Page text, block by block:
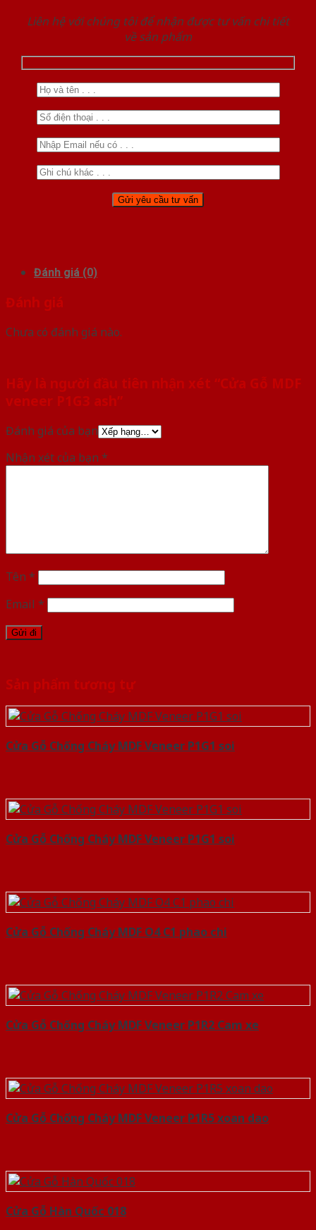
Liên hệ với chúng tôi để nhận được tư vấn chi tiết
về sản phẩm
Đánh giá (0)
Đánh giá
Chưa có đánh giá nào.
Hãy là người đầu tiên nhận xét “Cửa Gỗ MDF
veneer P1G3 ash”
Đánh giá của bạn
Nhận xét của bạn *
Tên *
Email *
Sản phẩm tương tự
Cửa Gỗ Chống Cháy MDF Veneer P1G1 soi
Cửa Gỗ Chống Cháy MDF Veneer P1G1 soi
Cửa Gỗ Chống Cháy MDF O4 C1 phao chi
Cửa Gỗ Chống Cháy MDF Veneer P1R2 Cam xe
Cửa Gỗ Chống Cháy MDF Veneer P1R5 xoan dao
Cửa Gỗ Hàn Quốc 018